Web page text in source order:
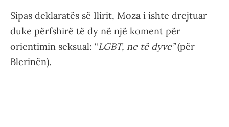
Sipas deklaratës së Ilirit, Moza i ishte drejtuar
duke përfshirë të dy në një koment për
orientimin seksual: “LGBT, ne të dyve”(për
Blerinën).